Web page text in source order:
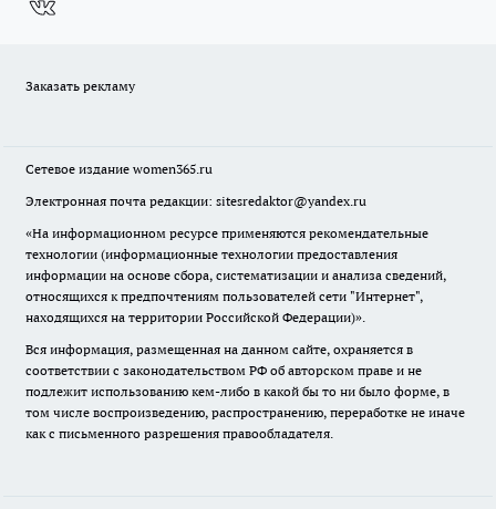
Заказать рекламу
Сетевое издание women365.ru
Электронная почта редакции: sitesredaktor@yandex.ru
«На информационном ресурсе применяются рекомендательные
технологии (информационные технологии предоставления
информации на основе сбора, систематизации и анализа сведений,
относящихся к предпочтениям пользователей сети "Интернет",
находящихся на территории Российской Федерации)».
Вся информация, размещенная на данном сайте, охраняется в
соответствии с законодательством РФ об авторском праве и не
подлежит использованию кем-либо в какой бы то ни было форме, в
том числе воспроизведению, распространению, переработке не иначе
как с письменного разрешения правообладателя.